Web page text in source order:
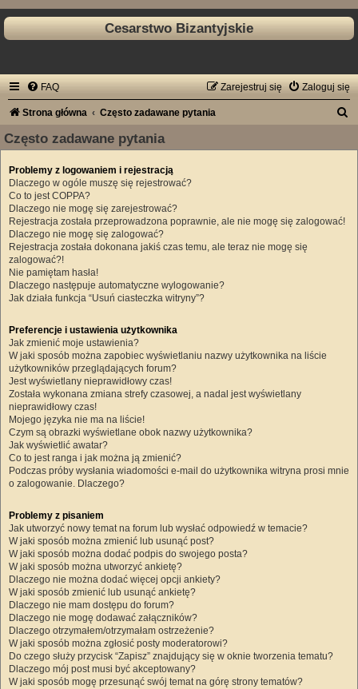
Cesarstwo Bizantyjskie
FAQ Zaloguj się
Zarejestruj się
Strona główna Często zadawane pytania
u
Często zadawane pytania
Problemy z logowaniem i rejestracją
Dlaczego w ogóle muszę się rejestrować?
Co to jest COPPA?
Dlaczego nie mogę się zarejestrować?
Rejestracja została przeprowadzona poprawnie, ale nie mogę się zalogować!
Dlaczego nie mogę się zalogować?
Rejestracja została dokonana jakiś czas temu, ale teraz nie mogę się
zalogować?!
Nie pamiętam hasła!
Dlaczego następuje automatyczne wylogowanie?
Jak działa funkcja “Usuń ciasteczka witryny”?
Preferencje i ustawienia użytkownika
Jak zmienić moje ustawienia?
W jaki sposób można zapobiec wyświetlaniu nazwy użytkownika na liście
użytkowników przeglądających forum?
Jest wyświetlany nieprawidłowy czas!
Została wykonana zmiana strefy czasowej, a nadal jest wyświetlany
nieprawidłowy czas!
Mojego języka nie ma na liście!
Czym są obrazki wyświetlane obok nazwy użytkownika?
Jak wyświetlić awatar?
Co to jest ranga i jak można ją zmienić?
Podczas próby wysłania wiadomości e-mail do użytkownika witryna prosi mnie
o zalogowanie. Dlaczego?
Problemy z pisaniem
Jak utworzyć nowy temat na forum lub wysłać odpowiedź w temacie?
W jaki sposób można zmienić lub usunąć post?
W jaki sposób można dodać podpis do swojego posta?
W jaki sposób można utworzyć ankietę?
Dlaczego nie można dodać więcej opcji ankiety?
W jaki sposób zmienić lub usunąć ankietę?
Dlaczego nie mam dostępu do forum?
Dlaczego nie mogę dodawać załączników?
Dlaczego otrzymałem/otrzymałam ostrzeżenie?
W jaki sposób można zgłosić posty moderatorowi?
Do czego służy przycisk “Zapisz” znajdujący się w oknie tworzenia tematu?
Dlaczego mój post musi być akceptowany?
W jaki sposób mogę przesunąć swój temat na górę strony tematów?